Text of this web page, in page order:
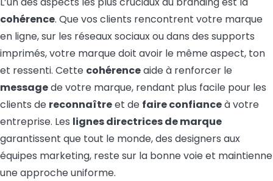
cohérence. Que vos clients rencontrent votre marque
en ligne, sur les réseaux sociaux ou dans des supports
imprimés, votre marque doit avoir le même aspect, ton
et ressenti. Cette cohérenceaide à renforcer le
messagede votre marque, rendant plus facile pour les
clients de reconnaîtreet de faire confianceà votre
entreprise. Les lignes directrices de marque
garantissent que tout le monde, des designers aux
équipes marketing, reste sur la bonne voie et maintienne
une approche uniforme.